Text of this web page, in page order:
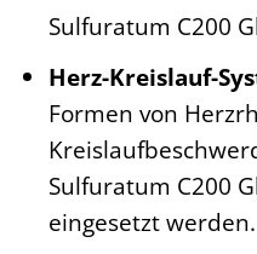
Sulfuratum C200
Herz-Kreislauf-
Formen von
Sulfuratum C200
eingesetzt werden.